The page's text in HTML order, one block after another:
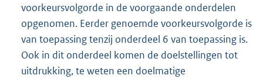
voorkeursvolgorde in de voorgaande onderdelen
opgenomen. Eerder genoemde voorkeursvolgorde is
van toepassing tenzij onderdeel 6 van toepassing is.
Ook in dit onderdeel komen de doelstellingen tot
uitdrukking, te weten een doelmatige